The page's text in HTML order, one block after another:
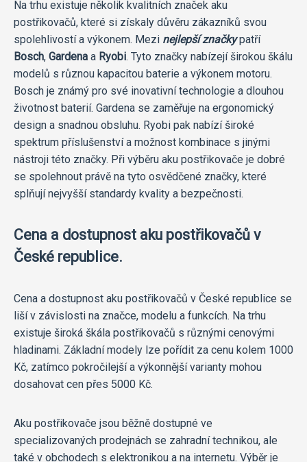
Na trhu existuje několik kvalitních značek aku
postřikovačů, které si získaly důvěru zákazníků svou
spolehlivostí a výkonem. Mezi nejlepší značkypatří
Bosch, Gardena a Ryobi. Tyto značky nabízejí širokou škálu
modelů s různou kapacitou baterie a výkonem motoru.
Bosch je známý pro své inovativní technologie a dlouhou
životnost baterií. Gardena se zaměřuje na ergonomický
design a snadnou obsluhu. Ryobi pak nabízí široké
spektrum příslušenství a možnost kombinace s jinými
nástroji této značky. Při výběru aku postřikovače je dobré
se spolehnout právě na tyto osvědčené značky, které
splňují nejvyšší standardy kvality a bezpečnosti.
Cena a dostupnost aku postřikovačů v
České republice.
Cena a dostupnost aku postřikovačů v České republice se
liší v závislosti na značce, modelu a funkcích. Na trhu
existuje široká škála postřikovačů s různými cenovými
hladinami. Základní modely lze pořídit za cenu kolem 1000
Kč, zatímco pokročilejší a výkonnější varianty mohou
dosahovat cen přes 5000 Kč.
Aku postřikovače jsou běžně dostupné ve
specializovaných prodejnách se zahradní technikou, ale
také v obchodech s elektronikou a na internetu. Výběr je